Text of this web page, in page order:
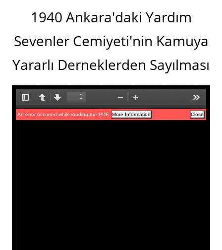
1940 Ankara'daki Yardım
Sevenler Cemiyeti'nin Kamuya
Yararlı Derneklerden Sayılması